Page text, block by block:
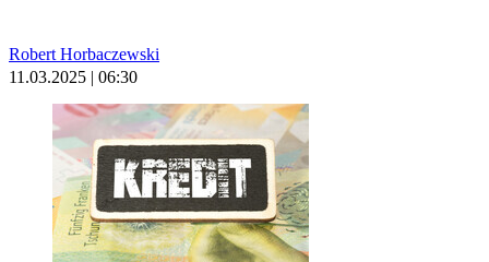
Robert Horbaczewski
11.03.2025 | 06:30